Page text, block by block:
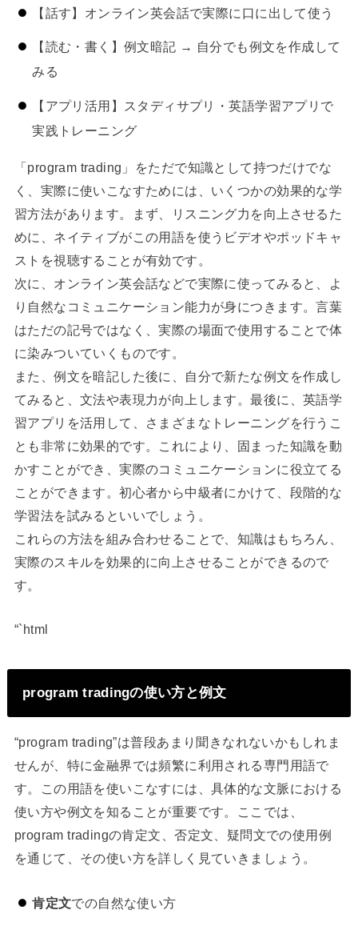
【話す】オンライン英会話で実際に口に出して使う
【読む・書く】例文暗記 → 自分でも例文を作成して
みる
【アプリ活用】スタディサプリ・英語学習アプリで
実践トレーニング
「program trading」をただで知識として持つだけでな
く、実際に使いこなすためには、いくつかの効果的な学
習方法があります。まず、リスニング力を向上させるた
めに、ネイティブがこの用語を使うビデオやポッドキャ
ストを視聴することが有効です。
次に、オンライン英会話などで実際に使ってみると、よ
り自然なコミュニケーション能力が身につきます。言葉
はただの記号ではなく、実際の場面で使用することで体
に染みついていくものです。
また、例文を暗記した後に、自分で新たな例文を作成し
てみると、文法や表現力が向上します。最後に、英語学
習アプリを活用して、さまざまなトレーニングを行うこ
とも非常に効果的です。これにより、固まった知識を動
かすことができ、実際のコミュニケーションに役立てる
ことができます。初心者から中級者にかけて、段階的な
学習法を試みるといいでしょう。
これらの方法を組み合わせることで、知識はもちろん、
実際のスキルを効果的に向上させることができるので
す。
“`html
program tradingの使い方と例文
“program trading”は普段あまり聞きなれないかもしれま
せんが、特に金融界では頻繁に利用される専門用語で
す。この用語を使いこなすには、具体的な文脈における
使い方や例文を知ることが重要です。ここでは、
program tradingの肯定文、否定文、疑問文での使用例
を通じて、その使い方を詳しく見ていきましょう。
肯定文での自然な使い方